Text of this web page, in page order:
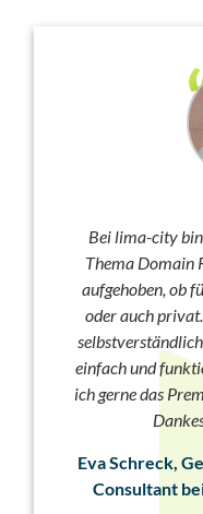
Bei lima-city
Thema Domain
aufgehoben, ob
oder auch
einfach und
ich gerne das Premium
Eva Schreck,
Consultant